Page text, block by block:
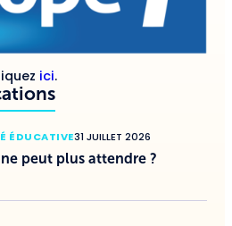
ici.
ÉDUCATIVE31 JUILLET 2026
peut plus attendre ?